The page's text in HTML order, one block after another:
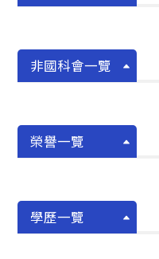
非國科會一覽
榮譽一覽
學歷一覽